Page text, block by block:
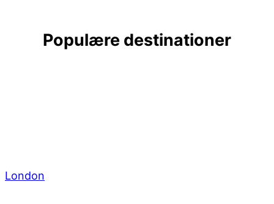
Populære destinationer
London